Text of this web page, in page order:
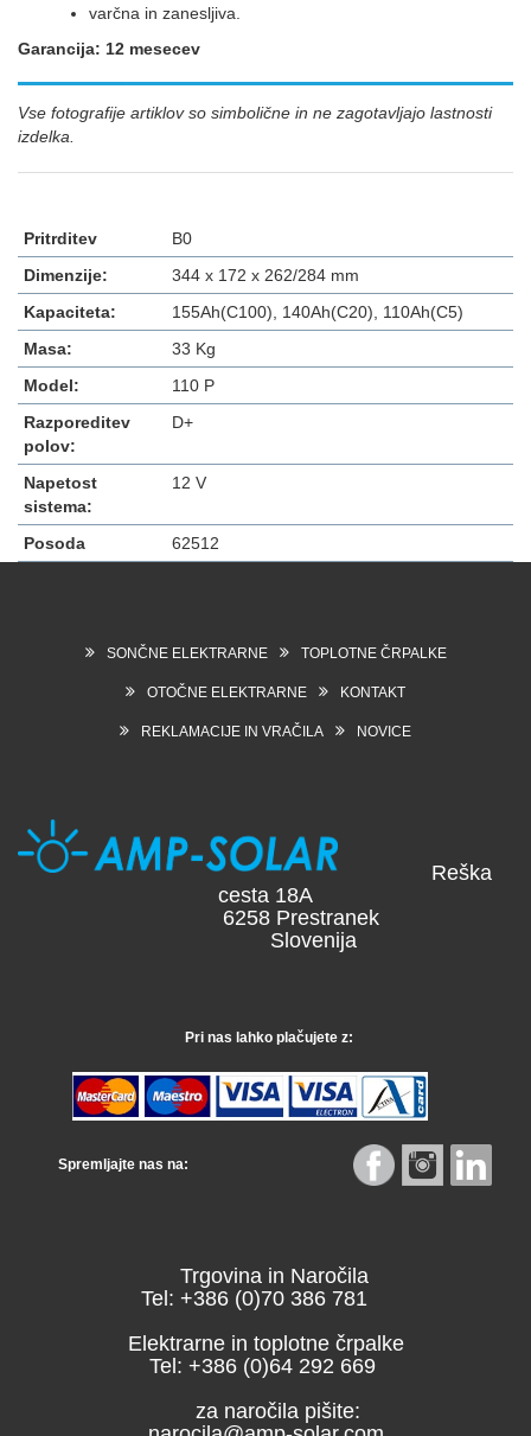
varčna in zanesljiva.
Garancija: 12 mesecev
Vse fotografije artiklov so simbolične in ne zagotavljajo lastnosti
izdelka.
Pritrditev
B0
Dimenzije:
344 x 172 x 262/284 mm
Kapaciteta:
155Ah(C100), 140Ah(C20), 110Ah(C5)
Masa:
33 Kg
Model:
110 P
Razporeditev
polov:
D+
Napetost
sistema:
12 V
Posoda 62512
SONČNE ELEKTRARNE TOPLOTNE ČRPALKE
OTOČNE ELEKTRARNE KONTAKT
REKLAMACIJE IN VRAČILA NOVICE
Reška
cesta 18A
6258 Prestranek
Slovenija
Pri nas lahko plačujete z:
Spremljajte nas na:
Trgovina in Naročila
Tel: +386 (0)70 386 781
Elektrarne in toplotne črpalke
Tel: +386 (0)64 292 669
za naročila pišite: